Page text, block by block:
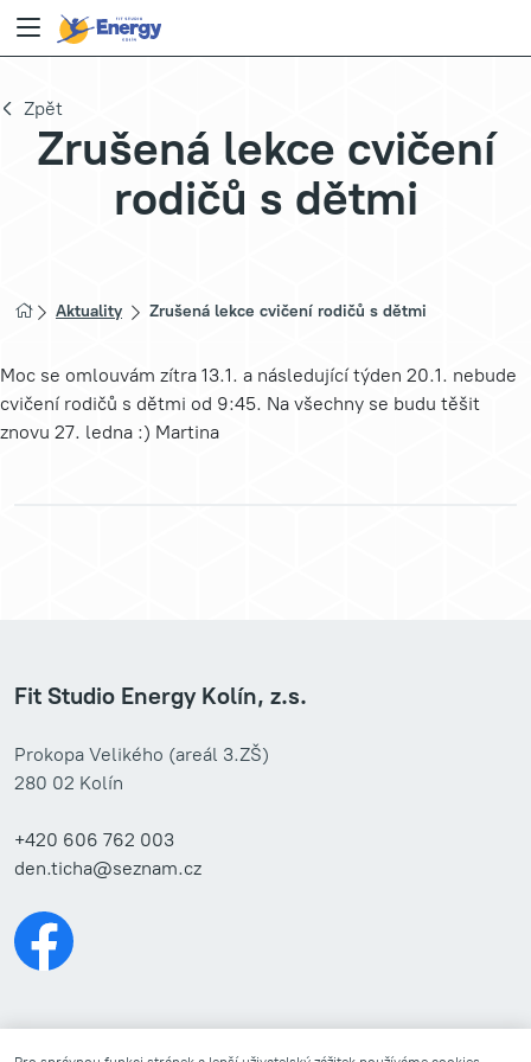
Zpět
Zrušená lekce cvičení
rodičů s dětmi
Aktuality Zrušená lekce cvičení rodičů s dětmi
Moc se omlouvám zítra 13.1. a následující týden 20.1. nebude
cvičení rodičů s dětmi od 9:45. Na všechny se budu těšit
znovu 27. ledna :) Martina
Fit Studio Energy Kolín, z.s.
Prokopa Velikého (areál 3.ZŠ)
280 02 Kolín
+420 606 762 003
den.ticha@seznam.cz